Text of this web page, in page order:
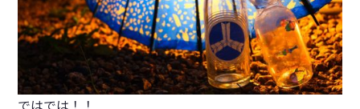
ではでは！！